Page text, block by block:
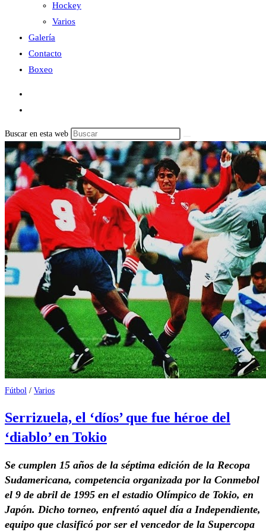
Hockey
Varios
Galería
Contacto
Boxeo
Buscar en esta web
Fútbol / Varios
Serrizuela, el ‘díos’ que fue héroe del
‘diablo’ en Tokio
Se cumplen 15 años de la séptima edición de la Recopa
Sudamericana, competencia organizada por la Conmebol
el 9 de abril de 1995 en el estadio Olímpico de Tokio, en
Japón. Dicho torneo, enfrentó aquel día a Independiente,
equipo que clasificó por ser el vencedor de la Supercopa